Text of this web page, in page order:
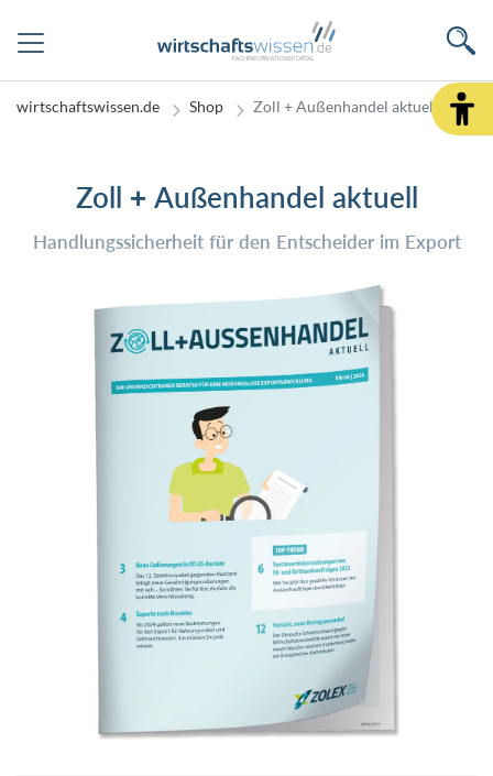
wirtschaftswissen.de Shop Zoll + Außenhandel aktuell
Zoll + Außenhandel aktuell
Handlungssicherheit für den Entscheider im Export